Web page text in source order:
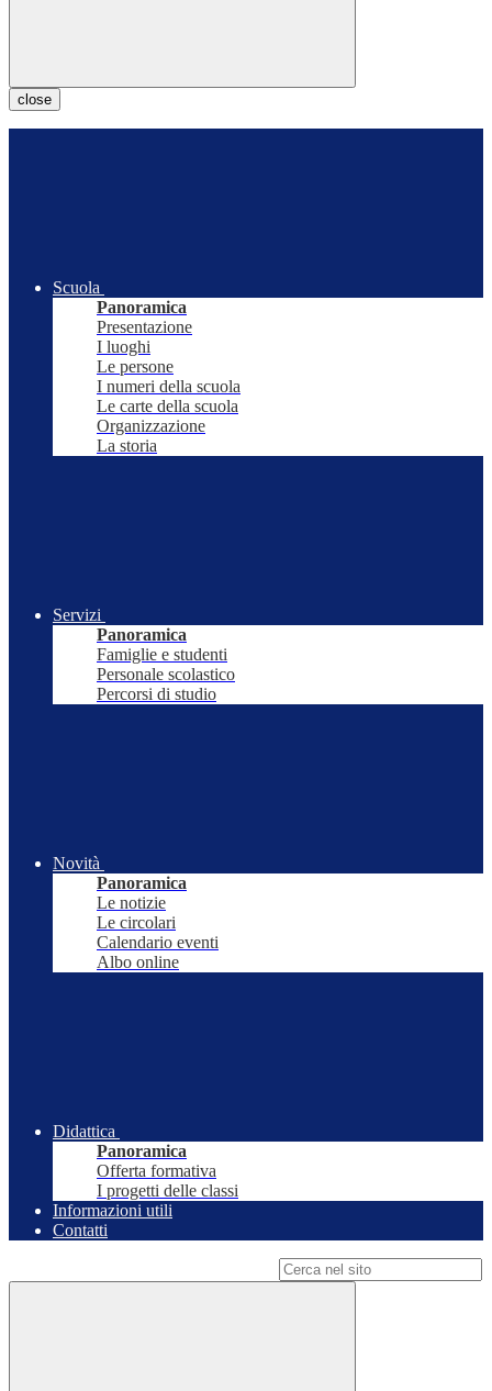
close
Scuola
Panoramica
Presentazione
I luoghi
Le persone
I numeri della scuola
Le carte della scuola
Organizzazione
La storia
Servizi
Panoramica
Famiglie e studenti
Personale scolastico
Percorsi di studio
Novità
Panoramica
Le notizie
Le circolari
Calendario eventi
Albo online
Didattica
Panoramica
Offerta formativa
I progetti delle classi
Informazioni utili
Contatti